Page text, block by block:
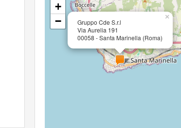
Gruppo Cde S.r.l
Via Aurelia 191
00058 - Santa Marinella (Roma)
×
+
−